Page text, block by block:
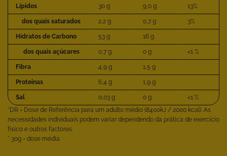
Lípidos 30 g 9,0 g 13%
dos quais saturados 2,2 g 0,7 g 3%
Hidratos de Carbono 53 g 16 g
dos quais açúcares 0,7 g 0 g <1 %
Fibra 4,9 g 1,5 g
Proteínas 6,4 g 1,9 g
Sal 0,03 g 0 g
<1 %
*DR = Dose de Referência para um adulto médio (8400kJ / 2000 kcal). As
necessidades individuais podem variar dependendo da prática de exercício
físico e outros factores.
* 30g = dose média